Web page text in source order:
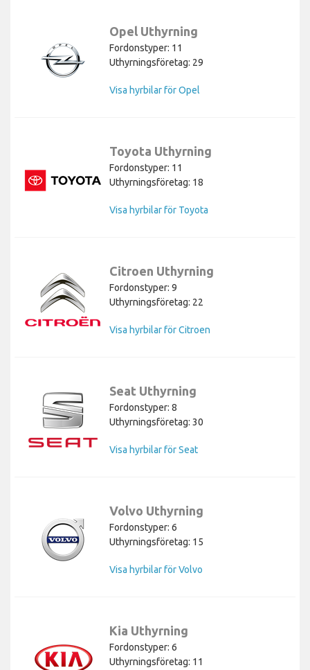
Opel Uthyrning
Fordonstyper: 11
Uthyrningsföretag: 29
Visa hyrbilar för Opel
Toyota Uthyrning
Fordonstyper: 11
Uthyrningsföretag: 18
Visa hyrbilar för Toyota
Citroen Uthyrning
Fordonstyper: 9
Uthyrningsföretag: 22
Visa hyrbilar för Citroen
Seat Uthyrning
Fordonstyper: 8
Uthyrningsföretag: 30
Visa hyrbilar för Seat
Volvo Uthyrning
Fordonstyper: 6
Uthyrningsföretag: 15
Visa hyrbilar för Volvo
Kia Uthyrning
Fordonstyper: 6
Uthyrningsföretag: 11